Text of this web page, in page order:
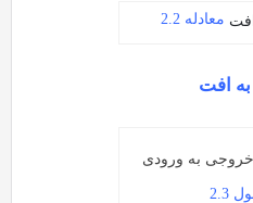
معادله 2.2
افت
2.3